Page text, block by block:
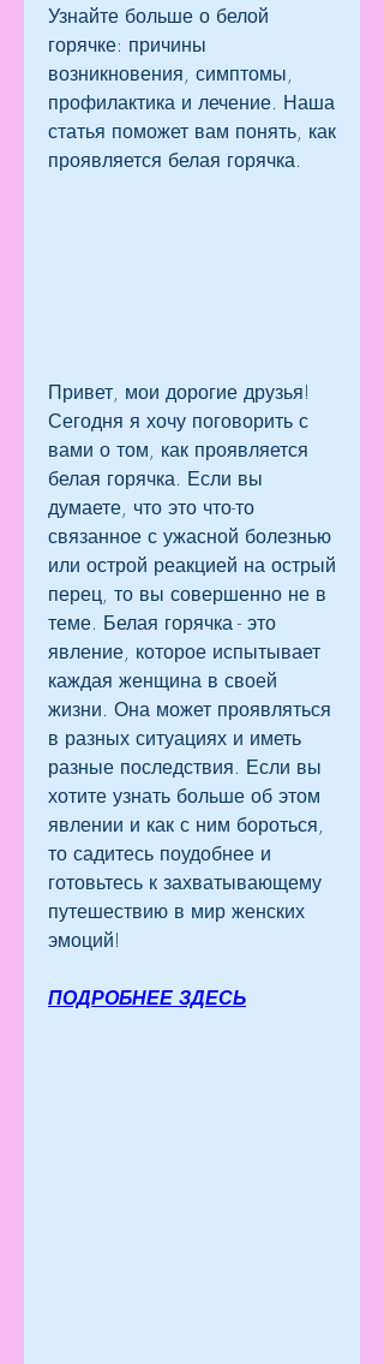
Узнайте больше о белой
горячке: причины
возникновения, симптомы,
профилактика и лечение. Наша
статья поможет вам понять, как
проявляется белая горячка.
Привет, мои дорогие друзья!
Сегодня я хочу поговорить с
вами о том, как проявляется
белая горячка. Если вы
думаете, что это что-то
связанное с ужасной болезнью
или острой реакцией на острый
перец, то вы совершенно не в
теме. Белая горячка - это
явление, которое испытывает
каждая женщина в своей
жизни. Она может проявляться
в разных ситуациях и иметь
разные последствия. Если вы
хотите узнать больше об этом
явлении и как с ним бороться,
то садитесь поудобнее и
готовьтесь к захватывающему
путешествию в мир женских
эмоций!
ПОДРОБНЕЕ ЗДЕСЬ